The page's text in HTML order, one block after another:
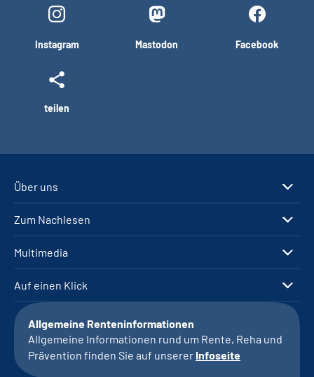
Instagram Mastodon Facebook
teilen
Über uns
Zum Nachlesen
Multimedia
Auf einen Klick
Allgemeine Renteninformationen
Allgemeine Informationen rund um Rente, Reha und
Prävention finden Sie auf unserer Infoseite